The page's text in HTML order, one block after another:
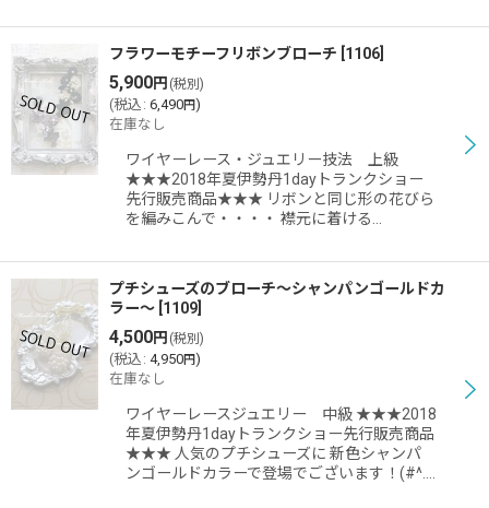
フラワーモチーフリボンブローチ 1106
5,900円 (税別)
(税込 : 6,490円)
在庫なし
ワイヤーレース・ジュエリー技法 上級
★★★2018年夏伊勢丹1dayトランクショー
先行販売商品★★★ リボンと同じ形の花びら
を編みこんで・・・・ 襟元に着ける…
プチシューズのブローチ〜シャンパンゴールドカ
ラー〜 1109
4,500円 (税別)
(税込 : 4,950円)
在庫なし
ワイヤーレースジュエリー 中級 ★★★2018
年夏伊勢丹1dayトランクショー先行販売商品
★★★ 人気のプチシューズに 新色シャンパ
ンゴールドカラーで登場でございます！(#^.…